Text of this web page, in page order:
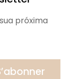
próxima